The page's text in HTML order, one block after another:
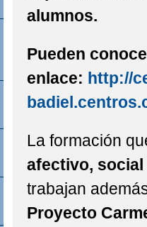
alumnos.
​Pueden
enlace: http://
La formación
afectivo,
trabajan
Proyecto